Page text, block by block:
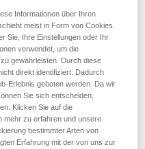
Dich mit Deiner E-Mail-
Informationen über Ihren
meist in Form von Cookies.
Sie, Ihre Einstellungen oder Ihr
verwendet, um die
gewährleisten. Durch diese
direkt identifiziert. Dadurch
Erlebnis geboten werden. Da wir
Sie sich entscheiden,
Klicken Sie auf die
mehr zu erfahren und unsere
bestimmter Arten von
Erfahrung mit der von uns zur